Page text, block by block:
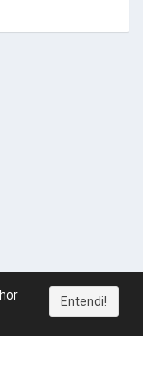
Entendi!